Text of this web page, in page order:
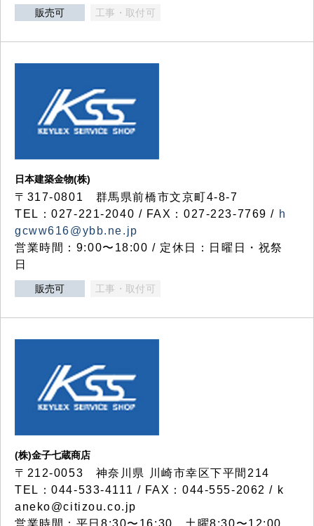
販売可 工事・取付可
日本建築金物(株)
〒317‐0801 群馬県前橋市文京町4-8-7
TEL：027-221-2040 / FAX：027-223-7769 / h
gcww616@ybb.ne.jp
営業時間：9:00〜18:00 / 定休日：日曜日・祝祭
日
販売可 工事・取付可
(株)金子七蔵商店
〒212-0053 神奈川県 川崎市幸区下平間214
TEL：044-533-4111 / FAX：044-555-2062 / k
aneko@citizou.co.jp
営業時間：平日8:30〜16:30 土曜8:30〜12:00